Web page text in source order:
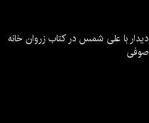
دیدار با علی شمس در کتاب زروان خانه
صوفی